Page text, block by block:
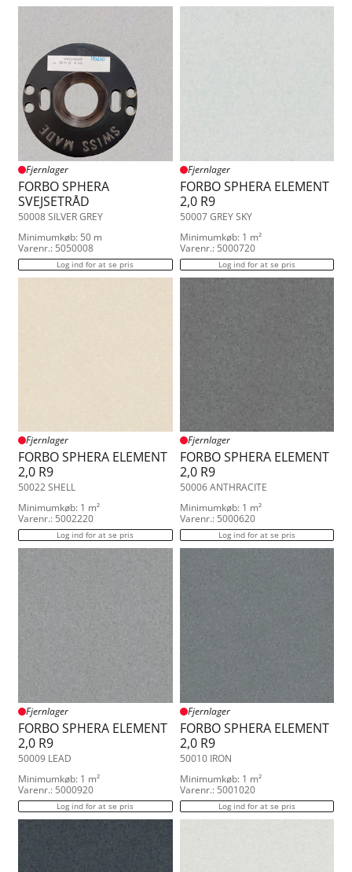
Fjernlager
FORBO SPHERA
SVEJSETRÅD
50008 SILVER GREY
Minimumkøb: 50 m
Varenr.: 5050008
Log ind for at se pris
Fjernlager
FORBO SPHERA ELEMENT
2,0 R9
50007 GREY SKY
Minimumkøb: 1 m²
Varenr.: 5000720
Log ind for at se pris
Fjernlager
FORBO SPHERA ELEMENT
2,0 R9
50022 SHELL
Minimumkøb: 1 m²
Varenr.: 5002220
Log ind for at se pris
Fjernlager
FORBO SPHERA ELEMENT
2,0 R9
50006 ANTHRACITE
Minimumkøb: 1 m²
Varenr.: 5000620
Log ind for at se pris
Fjernlager
FORBO SPHERA ELEMENT
2,0 R9
50009 LEAD
Minimumkøb: 1 m²
Varenr.: 5000920
Log ind for at se pris
Fjernlager
FORBO SPHERA ELEMENT
2,0 R9
50010 IRON
Minimumkøb: 1 m²
Varenr.: 5001020
Log ind for at se pris